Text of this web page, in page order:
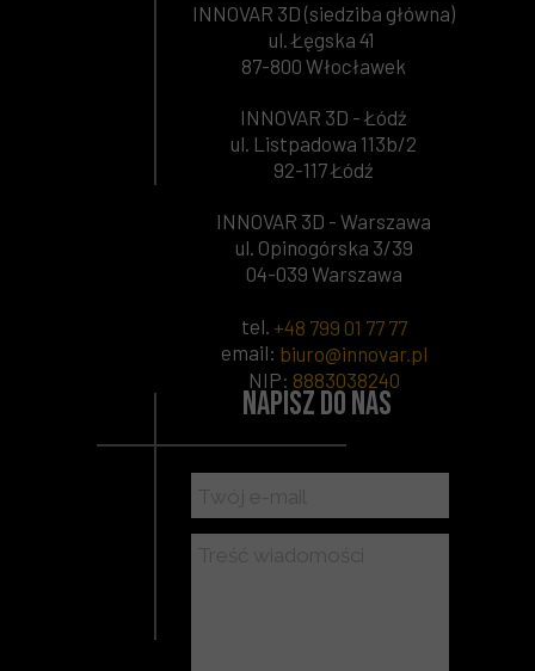
INNOVAR 3D (siedziba główna)
ul. Łęgska 41
87-800 Włocławek
INNOVAR 3D - Łódź
ul. Listpadowa 113b/2
92-117 Łódź
INNOVAR 3D - Warszawa
ul. Opinogórska 3/39
04-039 Warszawa
tel. +48 799 01 77 77
email: biuro@innovar.pl
NIP: 8883038240
Napisz do nas